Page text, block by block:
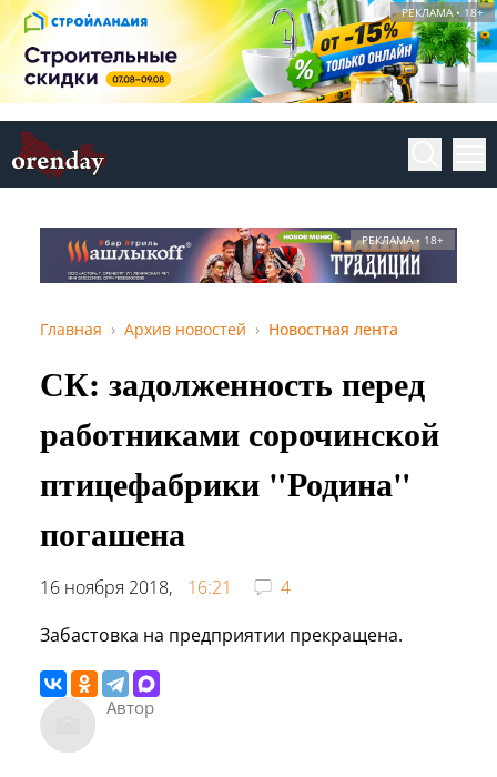
РЕКЛАМА • 18+
РЕКЛАМА • 18+
Главная Архив новостей Новостная лента
СК: задолженность перед
работниками сорочинской
птицефабрики "Родина"
погашена
16 ноября 2018, 16:21
4
Забастовка на предприятии прекращена.
Автор